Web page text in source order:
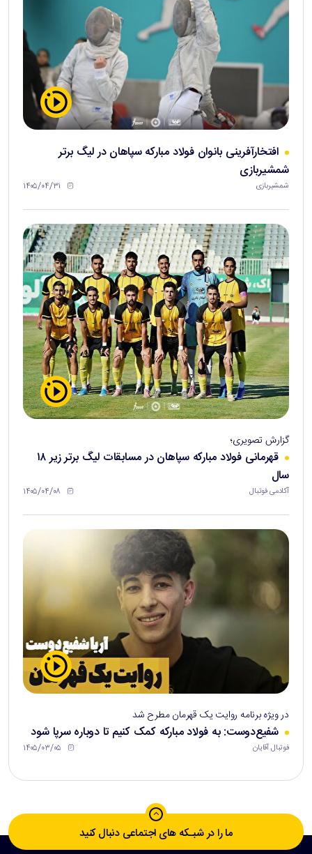
افتخارآفرینی بانوان فولاد مبارکه سپاهان در لیگ برتر
شمشیربازی
شمشیربازی ۱۴۰۵/۰۴/۳۱
گزارش تصویری؛
قهرمانی فولاد مبارکه سپاهان در مسابقات لیگ برتر زیر ۱۸
سال
آکادمی فوتبال ۱۴۰۵/۰۴/۰۸
در ویژه برنامه روایت یک قهرمان مطرح شد
شفیع‌دوست: به فولاد مبارکه کمک کنیم تا دوباره سرپا شود
فوتبال آقایان ۱۴۰۵/۰۳/۰۵
ما را در شبـکه های اجتماعی دنبال کنید